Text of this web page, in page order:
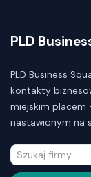
PLD
PLD Business
kontakty
miejskim
nastawionym na